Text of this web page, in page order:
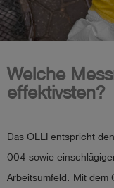
Welche
effektivsten?
Das OLLI entspricht
004 sowie
Arbeitsumfeld. Mit dem